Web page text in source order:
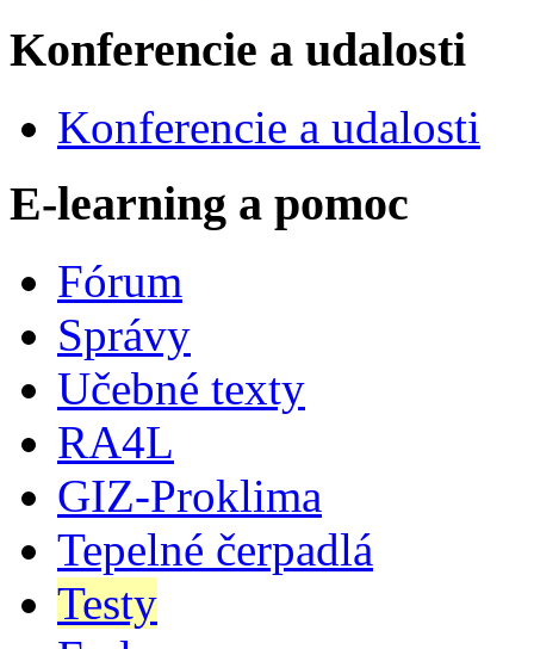
Konferencie a udalosti
Konferencie a udalosti
E-learning a pomoc
Fórum
Správy
Učebné texty
RA4L
GIZ-Proklima
Tepelné čerpadlá
Testy